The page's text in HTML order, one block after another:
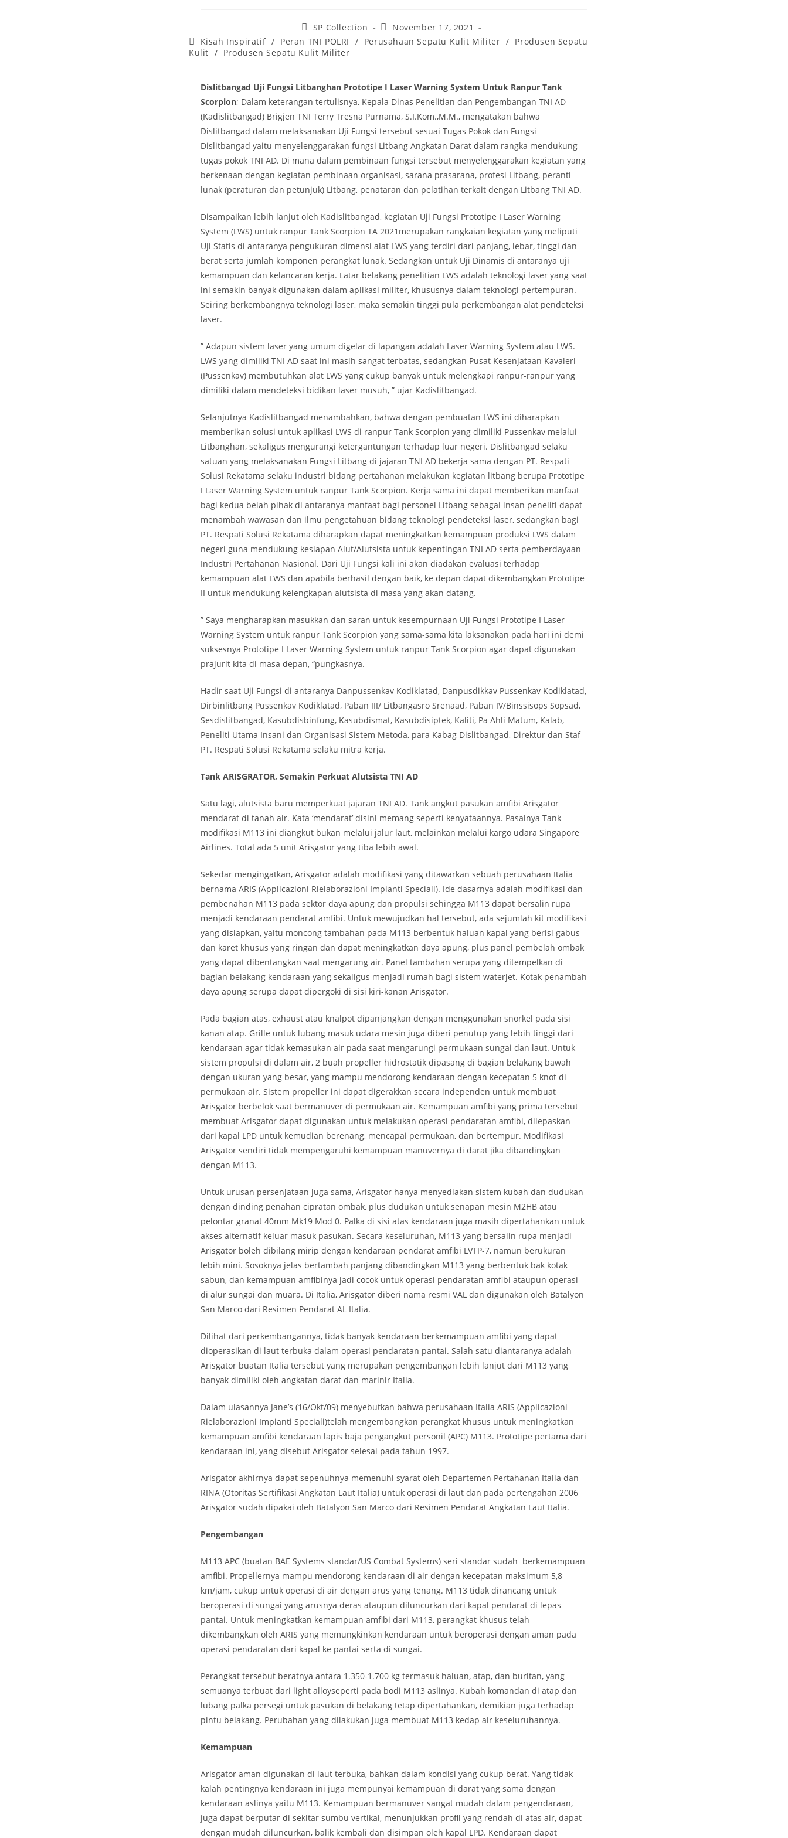
Post
author:
SP Collection
Post
published:
November 17, 2021
Post
category:
Kisah Inspiratif / Peran TNI POLRI / Perusahaan Sepatu Kulit Militer / Produsen Sepatu
Kulit / Produsen Sepatu Kulit Militer
Dislitbangad Uji Fungsi Litbanghan Prototipe I Laser Warning System Untuk Ranpur Tank
Scorpion; Dalam keterangan tertulisnya, Kepala Dinas Penelitian dan Pengembangan TNI AD
(Kadislitbangad) Brigjen TNI Terry Tresna Purnama, S.I.Kom.,M.M., mengatakan bahwa
Dislitbangad dalam melaksanakan Uji Fungsi tersebut sesuai Tugas Pokok dan Fungsi
Dislitbangad yaitu menyelenggarakan fungsi Litbang Angkatan Darat dalam rangka mendukung
tugas pokok TNI AD. Di mana dalam pembinaan fungsi tersebut menyelenggarakan kegiatan yang
berkenaan dengan kegiatan pembinaan organisasi, sarana prasarana, profesi Litbang, peranti
lunak (peraturan dan petunjuk) Litbang, penataran dan pelatihan terkait dengan Litbang TNI AD.
Disampaikan lebih lanjut oleh Kadislitbangad, kegiatan Uji Fungsi Prototipe I Laser Warning
System (LWS) untuk ranpur Tank Scorpion TA 2021merupakan rangkaian kegiatan yang meliputi
Uji Statis di antaranya pengukuran dimensi alat LWS yang terdiri dari panjang, lebar, tinggi dan
berat serta jumlah komponen perangkat lunak. Sedangkan untuk Uji Dinamis di antaranya uji
kemampuan dan kelancaran kerja. Latar belakang penelitian LWS adalah teknologi laser yang saat
ini semakin banyak digunakan dalam aplikasi militer, khususnya dalam teknologi pertempuran.
Seiring berkembangnya teknologi laser, maka semakin tinggi pula perkembangan alat pendeteksi
laser.
” Adapun sistem laser yang umum digelar di lapangan adalah Laser Warning System atau LWS.
LWS yang dimiliki TNI AD saat ini masih sangat terbatas, sedangkan Pusat Kesenjataan Kavaleri
(Pussenkav) membutuhkan alat LWS yang cukup banyak untuk melengkapi ranpur-ranpur yang
dimiliki dalam mendeteksi bidikan laser musuh, ” ujar Kadislitbangad.
Selanjutnya Kadislitbangad menambahkan, bahwa dengan pembuatan LWS ini diharapkan
memberikan solusi untuk aplikasi LWS di ranpur Tank Scorpion yang dimiliki Pussenkav melalui
Litbanghan, sekaligus mengurangi ketergantungan terhadap luar negeri. Dislitbangad selaku
satuan yang melaksanakan Fungsi Litbang di jajaran TNI AD bekerja sama dengan PT. Respati
Solusi Rekatama selaku industri bidang pertahanan melakukan kegiatan litbang berupa Prototipe
I Laser Warning System untuk ranpur Tank Scorpion. Kerja sama ini dapat memberikan manfaat
bagi kedua belah pihak di antaranya manfaat bagi personel Litbang sebagai insan peneliti dapat
menambah wawasan dan ilmu pengetahuan bidang teknologi pendeteksi laser, sedangkan bagi
PT. Respati Solusi Rekatama diharapkan dapat meningkatkan kemampuan produksi LWS dalam
negeri guna mendukung kesiapan Alut/Alutsista untuk kepentingan TNI AD serta pemberdayaan
Industri Pertahanan Nasional. Dari Uji Fungsi kali ini akan diadakan evaluasi terhadap
kemampuan alat LWS dan apabila berhasil dengan baik, ke depan dapat dikembangkan Prototipe
II untuk mendukung kelengkapan alutsista di masa yang akan datang.
” Saya mengharapkan masukkan dan saran untuk kesempurnaan Uji Fungsi Prototipe I Laser
Warning System untuk ranpur Tank Scorpion yang sama-sama kita laksanakan pada hari ini demi
suksesnya Prototipe I Laser Warning System untuk ranpur Tank Scorpion agar dapat digunakan
prajurit kita di masa depan, “pungkasnya.
Hadir saat Uji Fungsi di antaranya Danpussenkav Kodiklatad, Danpusdikkav Pussenkav Kodiklatad,
Dirbinlitbang Pussenkav Kodiklatad, Paban III/ Litbangasro Srenaad, Paban IV/Binssisops Sopsad,
Sesdislitbangad, Kasubdisbinfung, Kasubdismat, Kasubdisiptek, Kaliti, Pa Ahli Matum, Kalab,
Peneliti Utama Insani dan Organisasi Sistem Metoda, para Kabag Dislitbangad, Direktur dan Staf
PT. Respati Solusi Rekatama selaku mitra kerja.
Tank ARISGRATOR, Semakin Perkuat Alutsista TNI AD
Satu lagi, alutsista baru memperkuat jajaran TNI AD. Tank angkut pasukan amfibi Arisgator
mendarat di tanah air. Kata ‘mendarat’ disini memang seperti kenyataannya. Pasalnya Tank
modifikasi M113 ini diangkut bukan melalui jalur laut, melainkan melalui kargo udara Singapore
Airlines. Total ada 5 unit Arisgator yang tiba lebih awal.
Sekedar mengingatkan, Arisgator adalah modifikasi yang ditawarkan sebuah perusahaan Italia
bernama ARIS (Applicazioni Rielaborazioni Impianti Speciali). Ide dasarnya adalah modifikasi dan
pembenahan M113 pada sektor daya apung dan propulsi sehingga M113 dapat bersalin rupa
menjadi kendaraan pendarat amfibi. Untuk mewujudkan hal tersebut, ada sejumlah kit modifikasi
yang disiapkan, yaitu moncong tambahan pada M113 berbentuk haluan kapal yang berisi gabus
dan karet khusus yang ringan dan dapat meningkatkan daya apung, plus panel pembelah ombak
yang dapat dibentangkan saat mengarung air. Panel tambahan serupa yang ditempelkan di
bagian belakang kendaraan yang sekaligus menjadi rumah bagi sistem waterjet. Kotak penambah
daya apung serupa dapat dipergoki di sisi kiri-kanan Arisgator.
Pada bagian atas, exhaust atau knalpot dipanjangkan dengan menggunakan snorkel pada sisi
kanan atap. Grille untuk lubang masuk udara mesin juga diberi penutup yang lebih tinggi dari
kendaraan agar tidak kemasukan air pada saat mengarungi permukaan sungai dan laut. Untuk
sistem propulsi di dalam air, 2 buah propeller hidrostatik dipasang di bagian belakang bawah
dengan ukuran yang besar, yang mampu mendorong kendaraan dengan kecepatan 5 knot di
permukaan air. Sistem propeller ini dapat digerakkan secara independen untuk membuat
Arisgator berbelok saat bermanuver di permukaan air. Kemampuan amfibi yang prima tersebut
membuat Arisgator dapat digunakan untuk melakukan operasi pendaratan amfibi, dilepaskan
dari kapal LPD untuk kemudian berenang, mencapai permukaan, dan bertempur. Modifikasi
Arisgator sendiri tidak mempengaruhi kemampuan manuvernya di darat jika dibandingkan
dengan M113.
Untuk urusan persenjataan juga sama, Arisgator hanya menyediakan sistem kubah dan dudukan
dengan dinding penahan cipratan ombak, plus dudukan untuk senapan mesin M2HB atau
pelontar granat 40mm Mk19 Mod 0. Palka di sisi atas kendaraan juga masih dipertahankan untuk
akses alternatif keluar masuk pasukan. Secara keseluruhan, M113 yang bersalin rupa menjadi
Arisgator boleh dibilang mirip dengan kendaraan pendarat amfibi LVTP-7, namun berukuran
lebih mini. Sosoknya jelas bertambah panjang dibandingkan M113 yang berbentuk bak kotak
sabun, dan kemampuan amfibinya jadi cocok untuk operasi pendaratan amfibi ataupun operasi
di alur sungai dan muara. Di Italia, Arisgator diberi nama resmi VAL dan digunakan oleh Batalyon
San Marco dari Resimen Pendarat AL Italia.
Dilihat dari perkembangannya, tidak banyak kendaraan berkemampuan amfibi yang dapat
dioperasikan di laut terbuka dalam operasi pendaratan pantai. Salah satu diantaranya adalah
Arisgator buatan Italia tersebut yang merupakan pengembangan lebih lanjut dari M113 yang
banyak dimiliki oleh angkatan darat dan marinir Italia.
Dalam ulasannya Jane’s (16/Okt/09) menyebutkan bahwa perusahaan Italia ARIS (Applicazioni
Rielaborazioni Impianti Speciali)telah mengembangkan perangkat khusus untuk meningkatkan
kemampuan amfibi kendaraan lapis baja pengangkut personil (APC) M113. Prototipe pertama dari
kendaraan ini, yang disebut Arisgator selesai pada tahun 1997.
Arisgator akhirnya dapat sepenuhnya memenuhi syarat oleh Departemen Pertahanan Italia dan
RINA (Otoritas Sertifikasi Angkatan Laut Italia) untuk operasi di laut dan pada pertengahan 2006
Arisgator sudah dipakai oleh Batalyon San Marco dari Resimen Pendarat Angkatan Laut Italia.
Pengembangan
M113 APC (buatan BAE Systems standar/US Combat Systems) seri standar sudah berkemampuan
amfibi. Propellernya mampu mendorong kendaraan di air dengan kecepatan maksimum 5,8
km/jam, cukup untuk operasi di air dengan arus yang tenang. M113 tidak dirancang untuk
beroperasi di sungai yang arusnya deras ataupun diluncurkan dari kapal pendarat di lepas
pantai. Untuk meningkatkan kemampuan amfibi dari M113, perangkat khusus telah
dikembangkan oleh ARIS yang memungkinkan kendaraan untuk beroperasi dengan aman pada
operasi pendaratan dari kapal ke pantai serta di sungai.
Perangkat tersebut beratnya antara 1.350-1.700 kg termasuk haluan, atap, dan buritan, yang
semuanya terbuat dari light alloyseperti pada bodi M113 aslinya. Kubah komandan di atap dan
lubang palka persegi untuk pasukan di belakang tetap dipertahankan, demikian juga terhadap
pintu belakang. Perubahan yang dilakukan juga membuat M113 kedap air keseluruhannya.
Kemampuan
Arisgator aman digunakan di laut terbuka, bahkan dalam kondisi yang cukup berat. Yang tidak
kalah pentingnya kendaraan ini juga mempunyai kemampuan di darat yang sama dengan
kendaraan aslinya yaitu M113. Kemampuan bermanuver sangat mudah dalam pengendaraan,
juga dapat berputar di sekitar sumbu vertikal, menunjukkan profil yang rendah di atas air, dapat
dengan mudah diluncurkan, balik kembali dan disimpan oleh kapal LPD. Kendaraan dapat